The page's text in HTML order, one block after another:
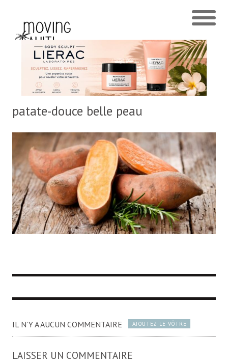
patate-douce belle peau
IL N'Y A AUCUN COMMENTAIRE AJOUTEZ LE VÔTRE
LAISSER UN COMMENTAIRE